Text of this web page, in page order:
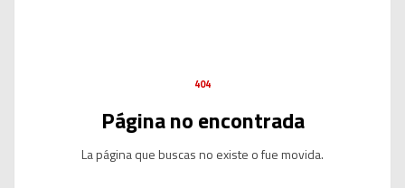
404
Página no encontrada
La página que buscas no existe o fue movida.